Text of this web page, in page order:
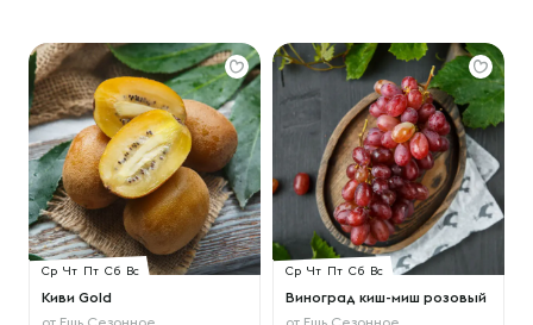
Ср Чт Пт Сб Вс
Киви Gold
Ср Чт Пт Сб Вс
Виноград киш-миш розовый